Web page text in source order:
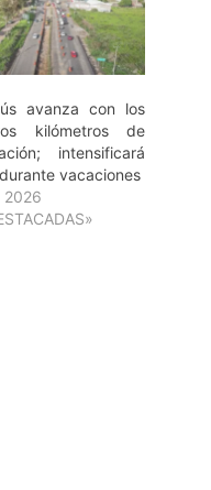
avanza con los
kilómetros de
intensificará
vacaciones
2026